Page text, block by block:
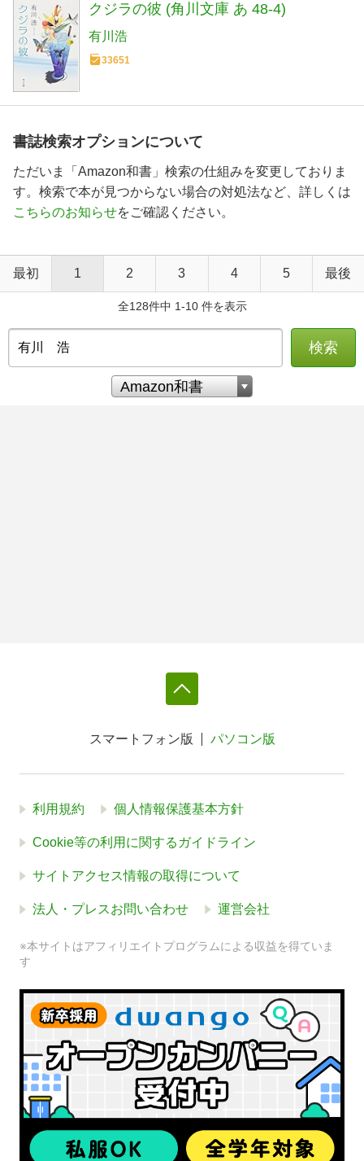
クジラの彼 (角川文庫 あ 48-4)
有川浩
33651
書誌検索オプションについて
ただいま「Amazon和書」検索の仕組みを変更しておりま
す。検索で本が見つからない場合の対処法など、詳しくは
こちらのお知らせをご確認ください。
最初 1 2 3 4 5 最後
全128件中 1-10 件を表示
検索
スマートフォン版 パソコン版
利用規約 個人情報保護基本方針
Cookie等の利用に関するガイドライン
サイトアクセス情報の取得について
法人・プレスお問い合わせ 運営会社
※本サイトはアフィリエイトプログラムによる収益を得ていま
す